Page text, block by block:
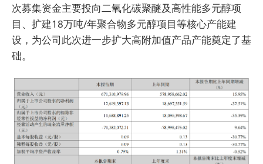
次募集资金主要投向二氧化碳聚醚及高性能多元醇项
目、扩建18万吨/年聚合物多元醇项目等核心产能建
设，为公司此次进一步扩大高附加值产品产能奠定了基
础。